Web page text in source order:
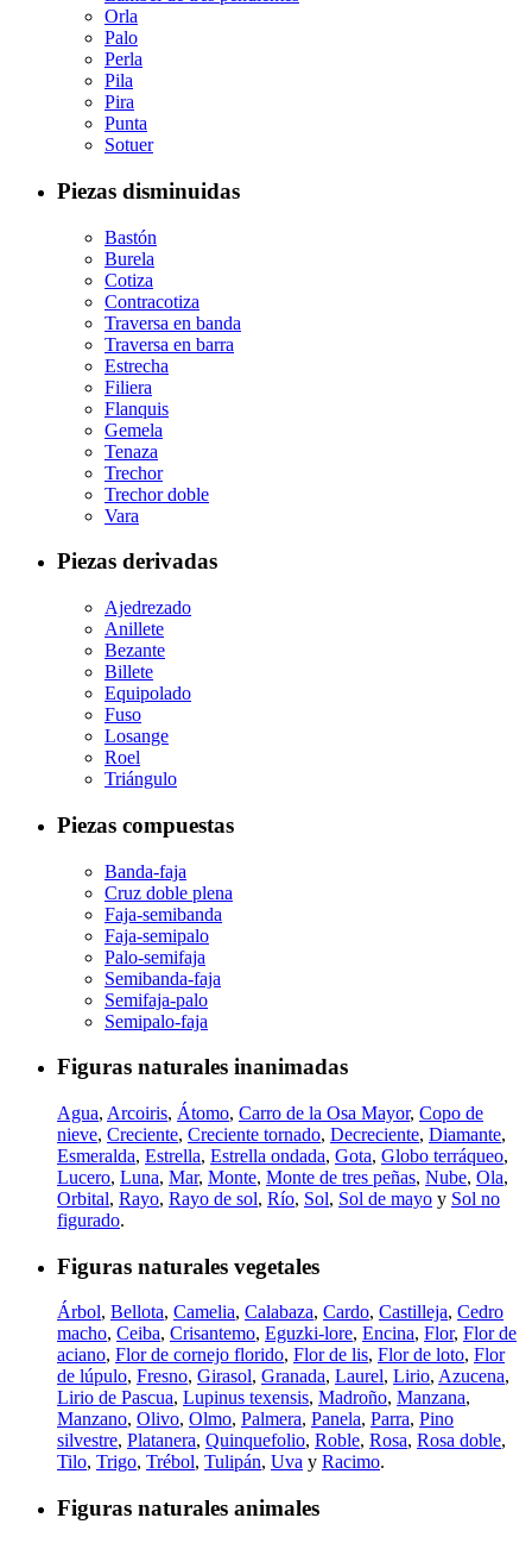
Orla
Palo
Perla
Pila
Pira
Punta
Sotuer
Piezas disminuidas
Bastón
Burela
Cotiza
Contracotiza
Traversa en banda
Traversa en barra
Estrecha
Filiera
Flanquis
Gemela
Tenaza
Trechor
Trechor doble
Vara
Piezas derivadas
Ajedrezado
Anillete
Bezante
Billete
Equipolado
Fuso
Losange
Roel
Triángulo
Piezas compuestas
Banda-faja
Cruz doble plena
Faja-semibanda
Faja-semipalo
Palo-semifaja
Semibanda-faja
Semifaja-palo
Semipalo-faja
Figuras naturales inanimadas
Agua, Arcoiris, Átomo, Carro de la Osa Mayor, Copo de
nieve, Creciente, Creciente tornado, Decreciente, Diamante,
Esmeralda, Estrella, Estrella ondada, Gota, Globo terráqueo,
Lucero, Luna, Mar, Monte, Monte de tres peñas, Nube, Ola,
Orbital, Rayo, Rayo de sol, Río, Sol, Sol de mayo y Sol no
figurado.
Figuras naturales vegetales
Árbol, Bellota, Camelia, Calabaza, Cardo, Castilleja, Cedro
macho, Ceiba, Crisantemo, Eguzki-lore, Encina, Flor, Flor de
aciano, Flor de cornejo florido, Flor de lis, Flor de loto, Flor
de lúpulo, Fresno, Girasol, Granada, Laurel, Lirio, Azucena,
Lirio de Pascua, Lupinus texensis, Madroño, Manzana,
Manzano, Olivo, Olmo, Palmera, Panela, Parra, Pino
silvestre, Platanera, Quinquefolio, Roble, Rosa, Rosa doble,
Tilo, Trigo, Trébol, Tulipán, Uva y Racimo.
Figuras naturales animales